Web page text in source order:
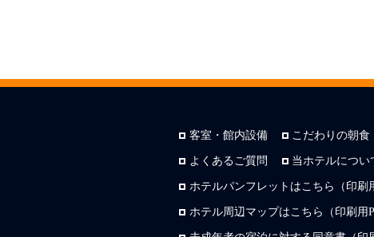
客室・館内設備 こだわりの朝
よくあるご質問 当ホテルについ
ホテルパンフレットはこちら（印刷
ホテル周辺マップはこちら（印刷用